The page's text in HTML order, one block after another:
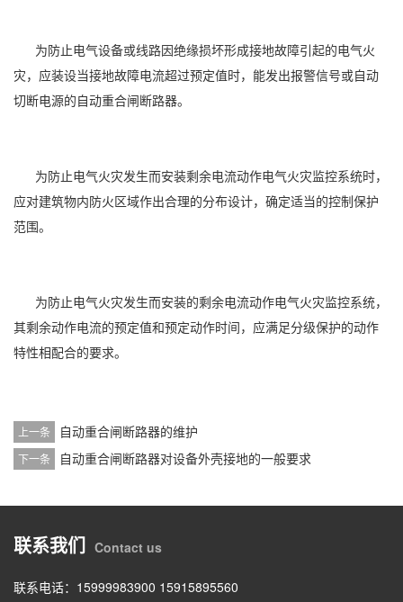
为防止电气设备或线路因绝缘损坏形成接地故障引起的电气火
灾，应装设当接地故障电流超过预定值时，能发出报警信号或自动
切断电源的自动重合闸断路器。
为防止电气火灾发生而安装剩余电流动作电气火灾监控系统时，
应对建筑物内防火区域作出合理的分布设计，确定适当的控制保护
范围。
为防止电气火灾发生而安装的剩余电流动作电气火灾监控系统，
其剩余动作电流的预定值和预定动作时间，应满足分级保护的动作
特性相配合的要求。
上一条 自动重合闸断路器的维护
下一条 自动重合闸断路器对设备外壳接地的一般要求
联系我们 Contact us
联系电话：15999983900 15915895560